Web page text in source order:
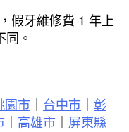
假牙維修費 1 年上
。
園市 ｜ 台中市 ｜ 彰
｜ 高雄市 ｜ 屏東縣